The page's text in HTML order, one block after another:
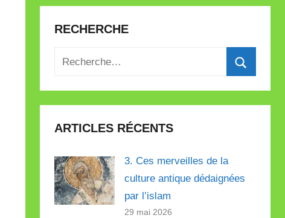
RECHERCHE
Recherche
:
ARTICLES RÉCENTS
3. Ces merveilles de la
culture antique dédaignées
par l’islam
29 mai 2026